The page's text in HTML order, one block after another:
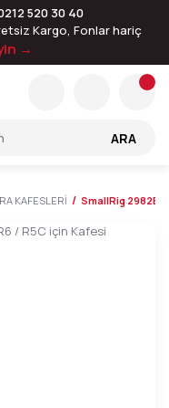
520 30 40
Kargo, Fonlar hariç
→
ARA
KAFESLERİ SmallRig 2982B